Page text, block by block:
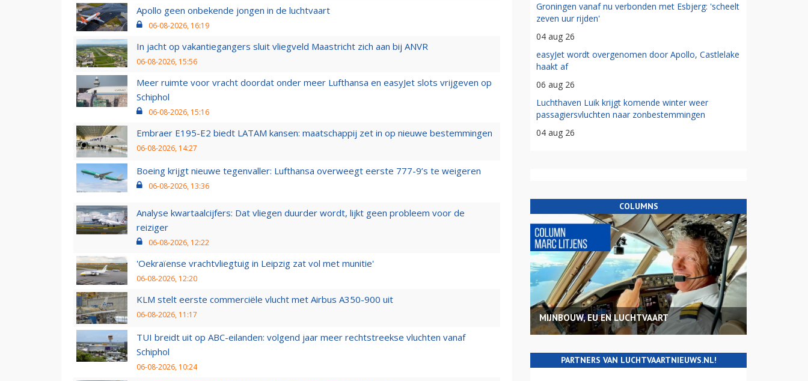
Apollo geen onbekende jongen in de luchtvaart
06-08-2026, 16:19
In jacht op vakantiegangers sluit vliegveld Maastricht zich aan bij ANVR
06-08-2026, 15:56
Meer ruimte voor vracht doordat onder meer Lufthansa en easyJet slots vrijgeven op
Schiphol
06-08-2026, 15:16
Embraer E195-E2 biedt LATAM kansen: maatschappij zet in op nieuwe bestemmingen
06-08-2026, 14:27
Boeing krijgt nieuwe tegenvaller: Lufthansa overweegt eerste 777-9’s te weigeren
06-08-2026, 13:36
Analyse kwartaalcijfers: Dat vliegen duurder wordt, lijkt geen probleem voor de
reiziger
06-08-2026, 12:22
'Oekraïense vrachtvliegtuig in Leipzig zat vol met munitie'
06-08-2026, 12:20
KLM stelt eerste commerciële vlucht met Airbus A350-900 uit
06-08-2026, 11:17
TUI breidt uit op ABC-eilanden: volgend jaar meer rechtstreekse vluchten vanaf
Schiphol
06-08-2026, 10:24
Groningen vanaf nu verbonden met Esbjerg: 'scheelt
zeven uur rijden'
04 aug 26
easyJet wordt overgenomen door Apollo, Castlelake
haakt af
06 aug 26
Luchthaven Luik krijgt komende winter weer
passagiersvluchten naar zonbestemmingen
04 aug 26
COLUMNS
MIJNBOUW, EU EN LUCHTVAART
PARTNERS VAN LUCHTVAARTNIEUWS.NL!